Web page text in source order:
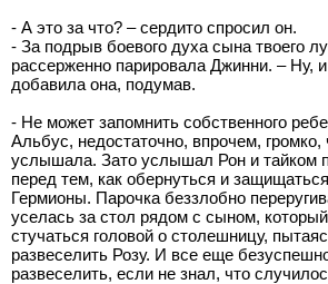
- А это за что? – сердито спросил он.
- За подрыв боевого духа сына твоего
рассерженно парировала Джинни. – Ну,
добавила она, подумав.
- Не может запомнить собственного
Альбус, недостаточно, впрочем,
услышала. Зато услышал Рон и тайком
перед тем, как обернуться и
Гермионы. Парочка беззлобно
уселась за стол рядом с сыном,
стучаться головой о столешницу,
развеселить Розу. И все еще
развеселить, если не знал, что